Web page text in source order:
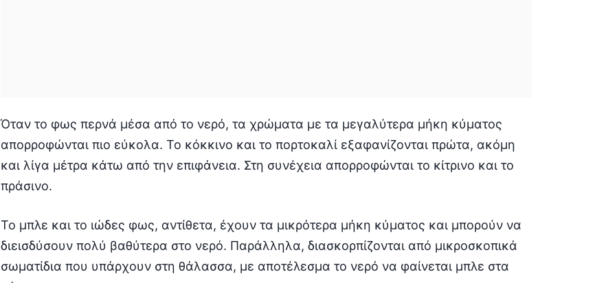
Όταν το φως περνά μέσα από το νερό, τα χρώματα με τα μεγαλύτερα μήκη κύματος
απορροφώνται πιο εύκολα. Το κόκκινο και το πορτοκαλί εξαφανίζονται πρώτα, ακόμη
και λίγα μέτρα κάτω από την επιφάνεια. Στη συνέχεια απορροφώνται το κίτρινο και το
πράσινο.
Το μπλε και το ιώδες φως, αντίθετα, έχουν τα μικρότερα μήκη κύματος και μπορούν να
διεισδύσουν πολύ βαθύτερα στο νερό. Παράλληλα, διασκορπίζονται από μικροσκοπικά
σωματίδια που υπάρχουν στη θάλασσα, με αποτέλεσμα το νερό να φαίνεται μπλε στα